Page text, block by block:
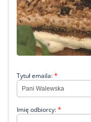
Tytuł emaila:*
Imię odbiorcy:*